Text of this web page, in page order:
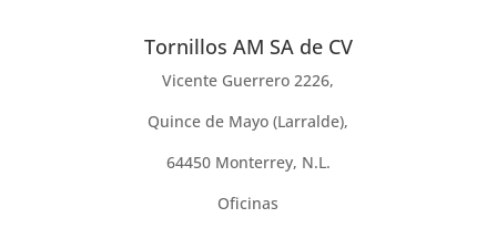
Tornillos AM SA de CV
Vicente Guerrero 2226,
Quince de Mayo (Larralde),
64450 Monterrey, N.L.
Oficinas